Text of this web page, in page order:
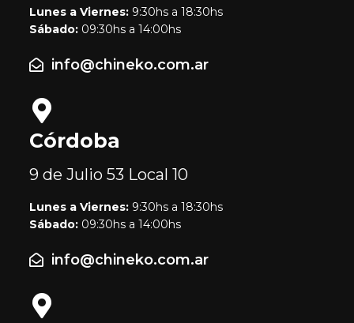
Lunes a Viernes: 9:30hs a 18:30hs
Sábado: 09:30hs a 14:00hs
info@chineko.com.ar
Córdoba
9 de Julio 53 Local 10
Lunes a Viernes: 9:30hs a 18:30hs
Sábado: 09:30hs a 14:00hs
info@chineko.com.ar